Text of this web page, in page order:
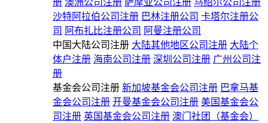
册 澳洲公司注册 萨摩亚公司注册 马绍尔公司注册
沙特阿拉伯公司注册 巴林注册公司 卡塔尔注册公
司 阿布扎比注册公司 阿曼注册公司
中国大陆公司注册 大陆其他地区公司注册 大陆个
体户注册 海南公司注册 深圳公司注册 广州公司注
册
基金会公司注册 新加坡基金会公司注册 巴拿马基
金会公司注册 开曼基金会公司注册 美国基金会公
司注册 英国基金会公司注册 澳门社团（基金会）